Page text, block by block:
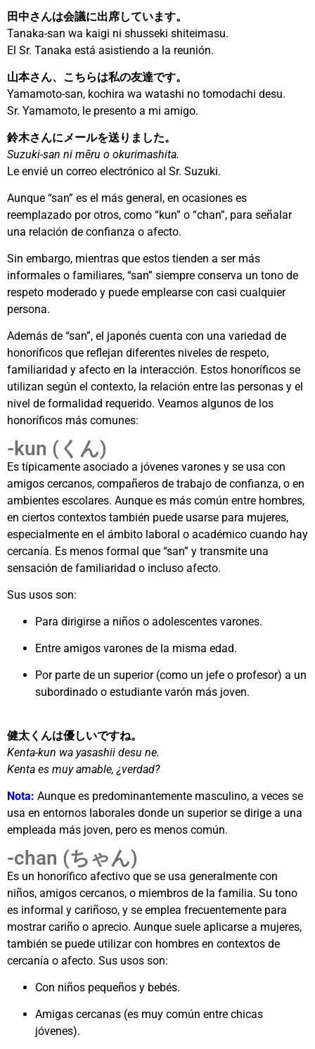
田中さんは会議に出席しています。
Tanaka-san wa kaigi ni shusseki shiteimasu.
El Sr. Tanaka está asistiendo a la reunión.
山本さん、こちらは私の友達です。
Yamamoto-san, kochira wa watashi no tomodachi desu.
Sr. Yamamoto, le presento a mi amigo.
鈴木さんにメールを送りました。
Suzuki-san ni mēru o okurimashita.
Le envié un correo electrónico al Sr. Suzuki.
Aunque “san” es el más general, en ocasiones es
reemplazado por otros, como “kun” o “chan”, para señalar
una relación de confianza o afecto.
Sin embargo, mientras que estos tienden a ser más
informales o familiares, “san” siempre conserva un tono de
respeto moderado y puede emplearse con casi cualquier
persona.
Además de “san”, el japonés cuenta con una variedad de
honoríficos que reflejan diferentes niveles de respeto,
familiaridad y afecto en la interacción. Estos honoríficos se
utilizan según el contexto, la relación entre las personas y el
nivel de formalidad requerido. Veamos algunos de los
honoríficos más comunes:
-kun (くん)
Es típicamente asociado a jóvenes varones y se usa con
amigos cercanos, compañeros de trabajo de confianza, o en
ambientes escolares. Aunque es más común entre hombres,
en ciertos contextos también puede usarse para mujeres,
especialmente en el ámbito laboral o académico cuando hay
cercanía. Es menos formal que “san” y transmite una
sensación de familiaridad o incluso afecto.
Sus usos son:
Para dirigirse a niños o adolescentes varones.
Entre amigos varones de la misma edad.
Por parte de un superior (como un jefe o profesor) a un
subordinado o estudiante varón más joven.
健太くんは優しいですね。
Kenta-kun wa yasashii desu ne.
Kenta es muy amable, ¿verdad?
Nota: Aunque es predominantemente masculino, a veces se
usa en entornos laborales donde un superior se dirige a una
empleada más joven, pero es menos común.
-chan (ちゃん)
Es un honorífico afectivo que se usa generalmente con
niños, amigos cercanos, o miembros de la familia. Su tono
es informal y cariñoso, y se emplea frecuentemente para
mostrar cariño o aprecio. Aunque suele aplicarse a mujeres,
también se puede utilizar con hombres en contextos de
cercanía o afecto. Sus usos son:
Con niños pequeños y bebés.
Amigas cercanas (es muy común entre chicas
jóvenes).